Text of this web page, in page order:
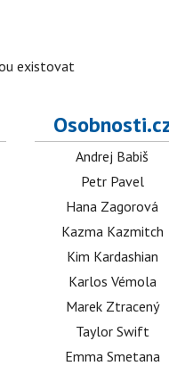
existovat
Andrej Babiš
Petr Pavel
Hana Zagorová
Kazma Kazmitch
Kim Kardashian
Karlos Vémola
Marek Ztracený
Taylor Swift
Emma Smetana